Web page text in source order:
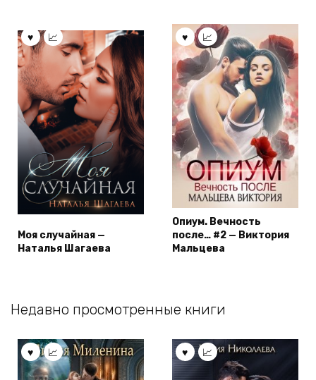
Моя случайная —
Наталья Шагаева
Опиум. Вечность
после… #2 — Виктория
Мальцева
Недавно просмотренные книги